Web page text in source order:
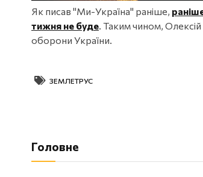
Як писав "Ми-Україна" раніше,
тижня не буде . Таким чином,
оборони України.
ЗЕМЛЕТРУС
Головне